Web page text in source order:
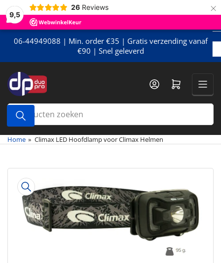
9,5
26 Reviews ×
Meteen
naar
de
content06-44949088 | Min. order €35 | Gratis verzending vanaf
€90 | Snel geleverd
Producten
zoeken
Mini-winkelwagen openen
Home » Climax LED Hoofdlamp voor Climax Helmen
naar
productinformatie
Media